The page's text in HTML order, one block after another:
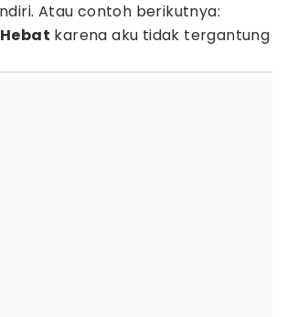
Atau contoh berikutnya:
karena aku tidak tergantung